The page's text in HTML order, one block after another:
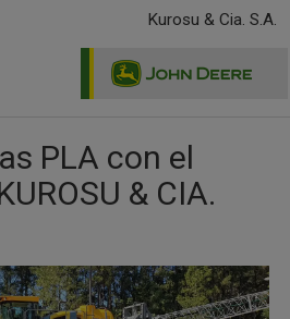
Kurosu & Cia. S.A.
PLA con el
& CIA.